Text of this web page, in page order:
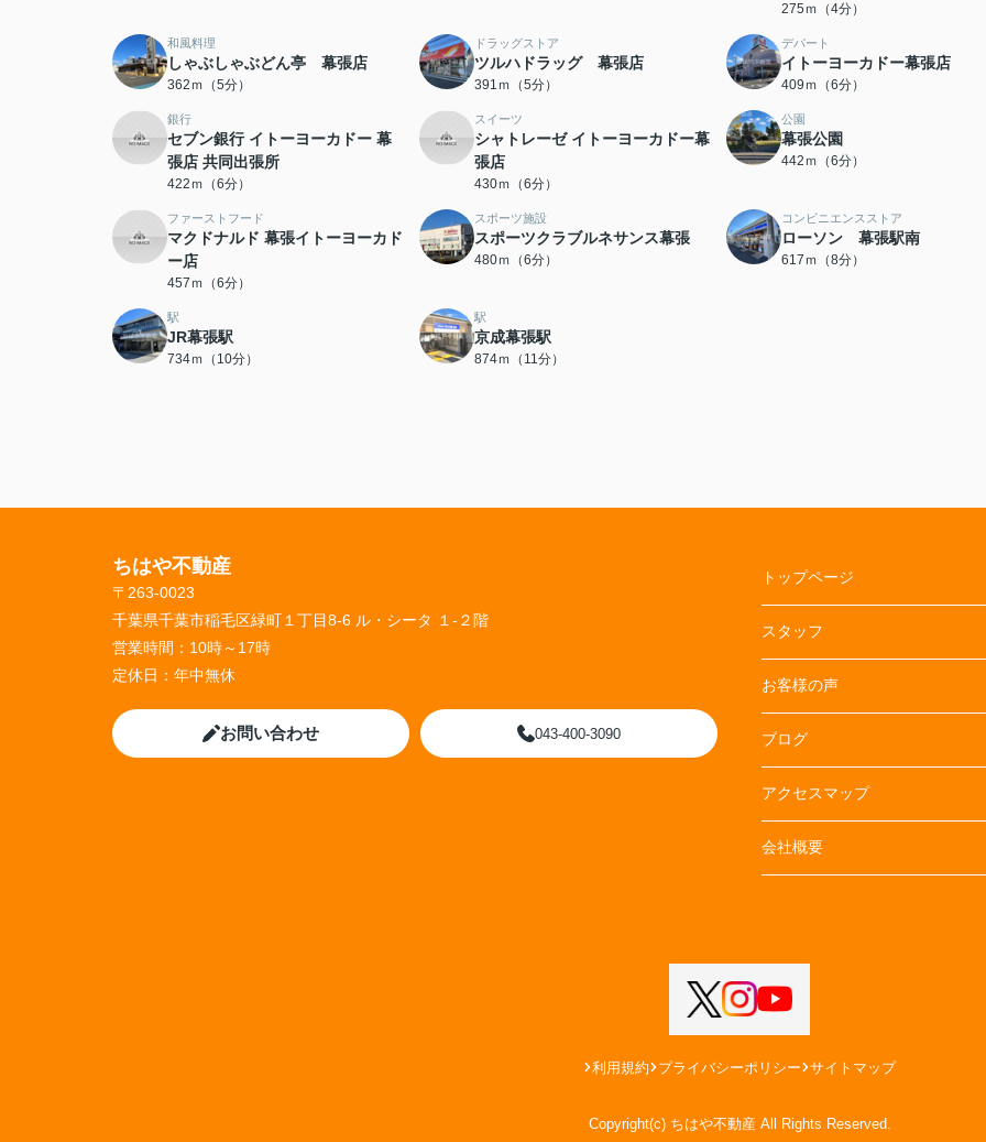
275ｍ（4分）
和風料理
しゃぶしゃぶどん亭 幕張店
362ｍ（5分）
ドラッグストア
ツルハドラッグ 幕張店
391ｍ（5分）
デパート
イトーヨーカドー幕張店
409ｍ（6分）
銀行
セブン銀行 イトーヨーカドー 幕
張店 共同出張所
422ｍ（6分）
スイーツ
シャトレーゼ イトーヨーカドー幕
張店
430ｍ（6分）
公園
幕張公園
442ｍ（6分）
ファーストフード
マクドナルド 幕張イトーヨーカド
ー店
457ｍ（6分）
スポーツ施設
スポーツクラブルネサンス幕張
480ｍ（6分）
コンビニエンスストア
ローソン 幕張駅南
617ｍ（8分）
駅
JR幕張駅
734ｍ（10分）
駅
京成幕張駅
874ｍ（11分）
ちはや不動産
〒263-0023
千葉県千葉市稲毛区緑町１丁目8-6 ル・シータ １-２階
営業時間： 10時～17時
定休日： 年中無休
お問い合わせ 043-400-3090
トップページ
スタッフ
お客様の声
ブログ
アクセスマップ
会社概要
利用規約 プライバシーポリシー サイトマップ
Copyright(c) ちはや不動産 All Rights Reserved.